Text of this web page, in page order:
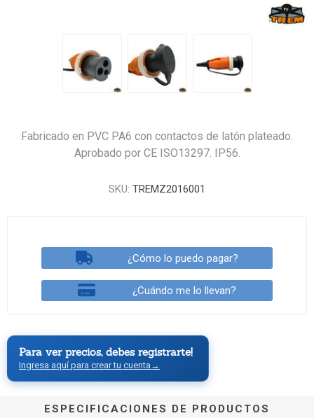
Fabricado en PVC PA6 con contactos de latón plateado.
Aprobado por CE ISO13297. IP56.
SKU: TREMZ2016001
¿Cómo lo puedo pagar?
¿Cuándo me lo llevan?
Para ver precios, debes registrarte!
Ingresa aquí para crear tu cuenta →
ESPECIFICACIONES DE PRODUCTOS